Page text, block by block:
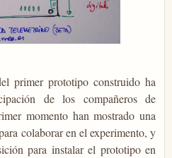
primer prototipo construido ha
de los compañeros de
momento han mostrado una
colaborar en el experimento, y
para instalar el prototipo en